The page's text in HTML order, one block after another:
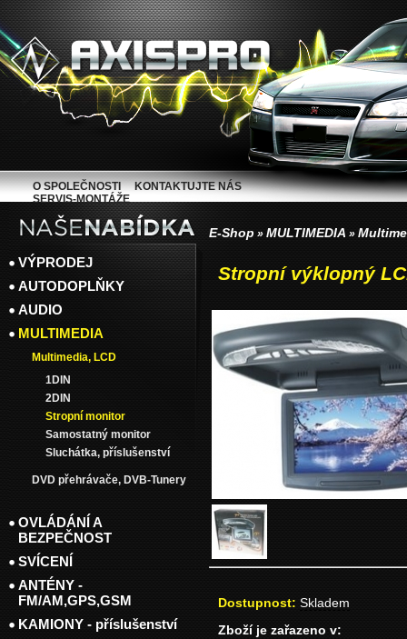
E-Shop » MULTIMEDIA »
Stropní výklopný
Dostupnost: Skladem
Zboží je zařazeno v:
VÝPRODEJ
AUTODOPLŇKY
AUDIO
MULTIMEDIA
Multimedia, LCD
1DIN
2DIN
Stropní monitor
Samostatný monitor
Sluchátka, příslušenství
DVD přehrávače, DVB-Tunery
OVLÁDÁNÍ A
BEZPEČNOST
SVÍCENÍ
ANTÉNY -
FM/AM,GPS,GSM
KAMIONY - příslušenství
O SPOLEČNOSTI
KONTAKTUJTE NÁS
SERVIS-MONTÁŽE